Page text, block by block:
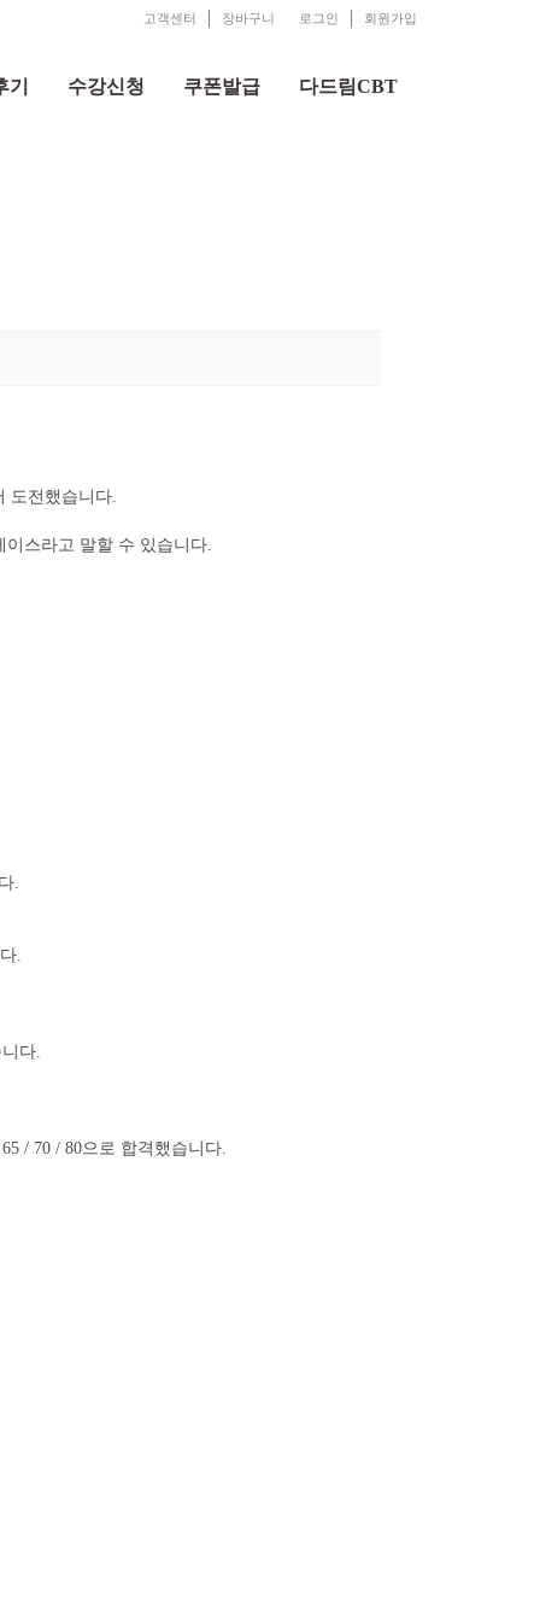
로그인 회원가입
고객센터 장바구니
기 수강신청 쿠폰발급 다드림CBT
도전했습니다.
스라고 말할 수 있습니다.
.
.
다.
/ 70 / 80으로 합격했습니다.